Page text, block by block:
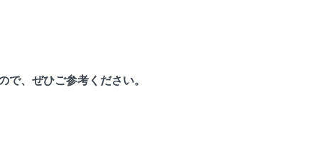
で、ぜひご参考ください。